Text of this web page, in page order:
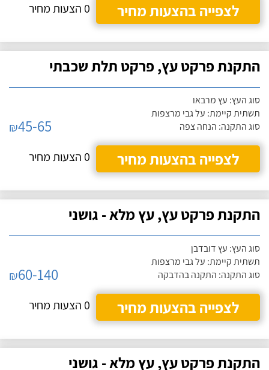
לצפייה בהצעות מחיר 0 הצעות מחיר
התקנת פרקט עץ, פרקט תלת שכבתי
סוג העץ: עץ מרבאו
תשתית קיימת: על גבי מרצפות
סוג התקנה: הנחה צפה
₪45-65
לצפייה בהצעות מחיר
0 הצעות מחיר
התקנת פרקט עץ, עץ מלא - גושני
סוג העץ: עץ דובדבן
תשתית קיימת: על גבי מרצפות
סוג התקנה: התקנה בהדבקה
₪60-140
לצפייה בהצעות מחיר
0 הצעות מחיר
התקנת פרקט עץ, עץ מלא - גושני